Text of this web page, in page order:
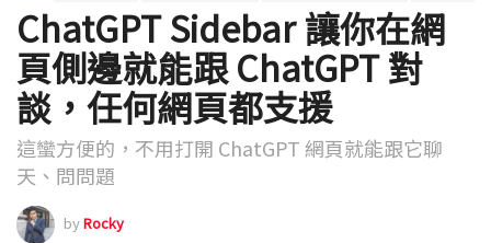
ChatGPT Sidebar 讓你在網
頁側邊就能跟 ChatGPT 對
談，任何網頁都支援
這蠻方便的，不用打開 ChatGPT 網頁就能跟它聊
天、問問題
byRocky